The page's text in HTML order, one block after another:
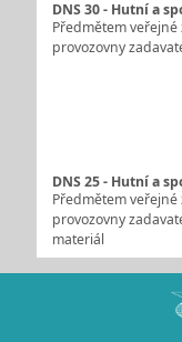
DNS 30 - Hutní a
Předmětem
provozovny
DNS 25 - Hutní a
Předmětem
provozovny
materiál